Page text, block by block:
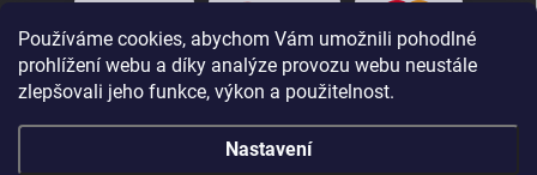
Používáme cookies, abychom Vám umožnili pohodlné
prohlížení webu a díky analýze provozu webu neustále
zlepšovali jeho funkce, výkon a použitelnost.
Nastavení